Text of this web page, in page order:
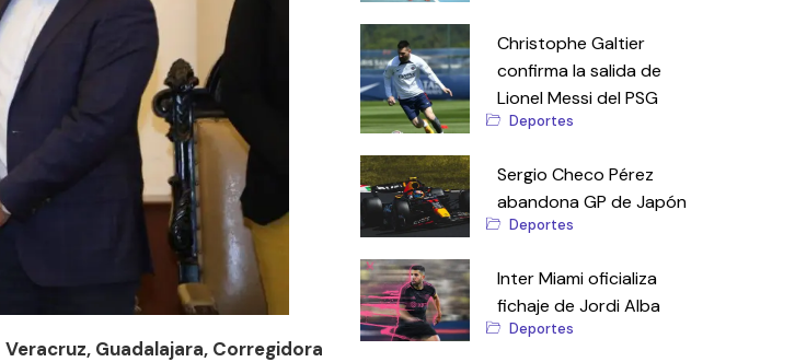
Veracruz, Guadalajara, Corregidora
Christophe Galtier
confirma la salida de
Lionel Messi del PSG
Deportes
Sergio Checo Pérez
abandona GP de Japón
Deportes
Inter Miami oficializa
fichaje de Jordi Alba
Deportes